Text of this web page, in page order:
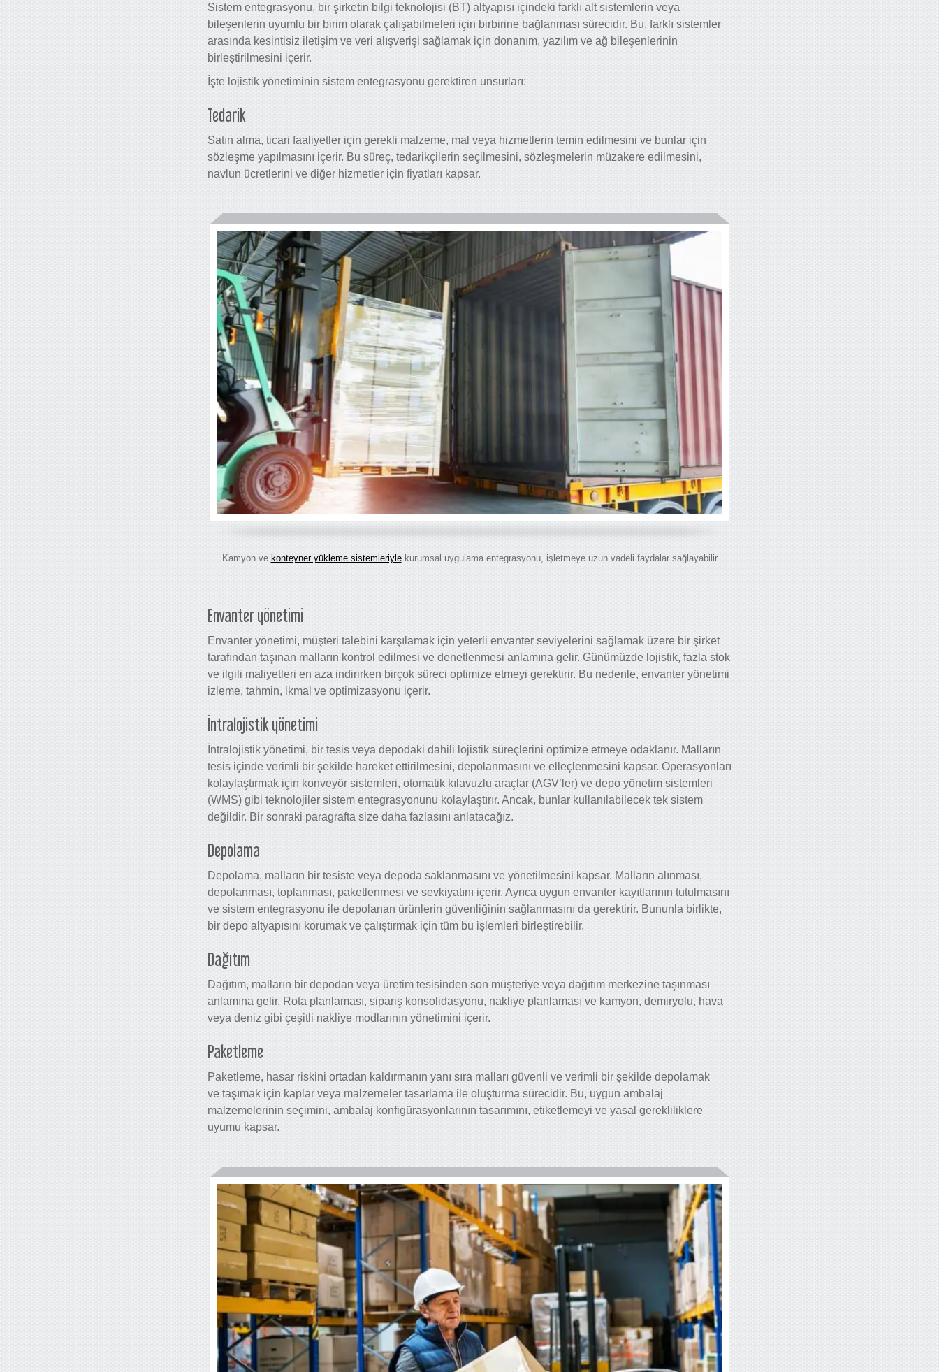
Sistem entegrasyonu, bir şirketin bilgi teknolojisi (BT) altyapısı içindeki farklı alt sistemlerin veya
bileşenlerin uyumlu bir birim olarak çalışabilmeleri için birbirine bağlanması sürecidir. Bu, farklı sistemler
arasında kesintisiz iletişim ve veri alışverişi sağlamak için donanım, yazılım ve ağ bileşenlerinin
birleştirilmesini içerir.
İşte lojistik yönetiminin sistem entegrasyonu gerektiren unsurları:
Tedarik
Satın alma, ticari faaliyetler için gerekli malzeme, mal veya hizmetlerin temin edilmesini ve bunlar için
sözleşme yapılmasını içerir. Bu süreç, tedarikçilerin seçilmesini, sözleşmelerin müzakere edilmesini,
navlun ücretlerini ve diğer hizmetler için fiyatları kapsar.
Kamyon ve konteyner yükleme sistemleriylekurumsal uygulama entegrasyonu, işletmeye uzun vadeli faydalar sağlayabilir
Envanter yönetimi
Envanter yönetimi, müşteri talebini karşılamak için yeterli envanter seviyelerini sağlamak üzere bir şirket
tarafından taşınan malların kontrol edilmesi ve denetlenmesi anlamına gelir. Günümüzde lojistik, fazla stok
ve ilgili maliyetleri en aza indirirken birçok süreci optimize etmeyi gerektirir. Bu nedenle, envanter yönetimi
izleme, tahmin, ikmal ve optimizasyonu içerir.
İntralojistik yönetimi
İntralojistik yönetimi, bir tesis veya depodaki dahili lojistik süreçlerini optimize etmeye odaklanır. Malların
tesis içinde verimli bir şekilde hareket ettirilmesini, depolanmasını ve elleçlenmesini kapsar. Operasyonları
kolaylaştırmak için konveyör sistemleri, otomatik kılavuzlu araçlar (AGV’ler) ve depo yönetim sistemleri
(WMS) gibi teknolojiler sistem entegrasyonunu kolaylaştırır. Ancak, bunlar kullanılabilecek tek sistem
değildir. Bir sonraki paragrafta size daha fazlasını anlatacağız.
Depolama
Depolama, malların bir tesiste veya depoda saklanmasını ve yönetilmesini kapsar. Malların alınması,
depolanması, toplanması, paketlenmesi ve sevkiyatını içerir. Ayrıca uygun envanter kayıtlarının tutulmasını
ve sistem entegrasyonu ile depolanan ürünlerin güvenliğinin sağlanmasını da gerektirir. Bununla birlikte,
bir depo altyapısını korumak ve çalıştırmak için tüm bu işlemleri birleştirebilir.
Dağıtım
Dağıtım, malların bir depodan veya üretim tesisinden son müşteriye veya dağıtım merkezine taşınması
anlamına gelir. Rota planlaması, sipariş konsolidasyonu, nakliye planlaması ve kamyon, demiryolu, hava
veya deniz gibi çeşitli nakliye modlarının yönetimini içerir.
Paketleme
Paketleme, hasar riskini ortadan kaldırmanın yanı sıra malları güvenli ve verimli bir şekilde depolamak
ve taşımak için kaplar veya malzemeler tasarlama ile oluşturma sürecidir. Bu, uygun ambalaj
malzemelerinin seçimini, ambalaj konfigürasyonlarının tasarımını, etiketlemeyi ve yasal gerekliliklere
uyumu kapsar.